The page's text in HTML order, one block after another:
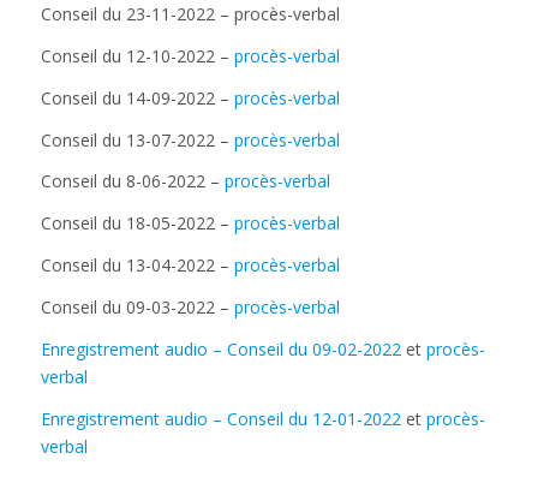
Conseil du 23-11-2022 – procès-verbal
Conseil du 12-10-2022 – procès-verbal
Conseil du 14-09-2022 – procès-verbal
Conseil du 13-07-2022 – procès-verbal
Conseil du 8-06-2022 – procès-verbal
Conseil du 18-05-2022 – procès-verbal
Conseil du 13-04-2022 – procès-verbal
Conseil du 09-03-2022 – procès-verbal
Enregistrement audio – Conseil du 09-02-2022et procès-
verbal
Enregistrement audio – Conseil du 12-01-2022et procès-
verbal